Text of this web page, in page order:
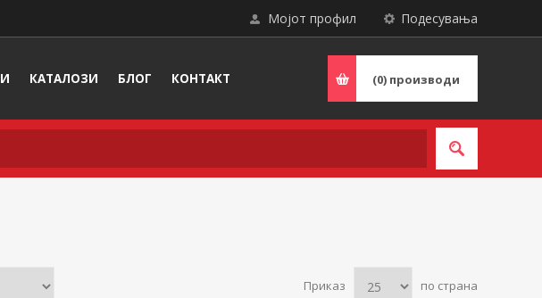
Подесувања
Мојот профил
КАТАЛОЗИ БЛОГ КОНТАКТ (0) производи
Приказ по страна